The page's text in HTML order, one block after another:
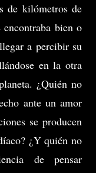
de kilómetros de
bien o
a percibir su
en la otra
¿Quién no
ante un amor
se producen
¿Y quién no
de pensar